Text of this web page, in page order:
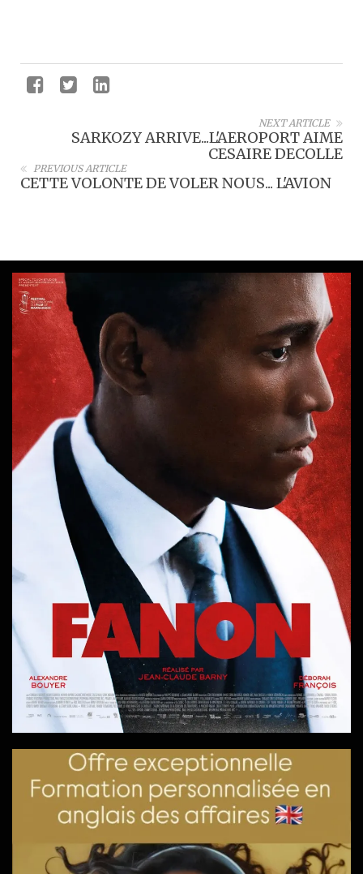
NEXT ARTICLE
SARKOZY ARRIVE...L'AEROPORT AIME
CESAIRE DECOLLE
PREVIOUS ARTICLE
CETTE VOLONTE DE VOLER NOUS... L'AVION